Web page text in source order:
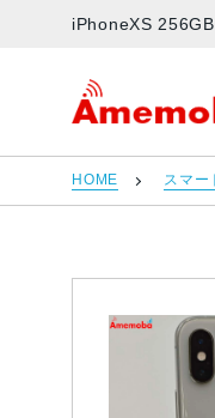
iPhoneXS
アメモバマーケ
HOME スマー